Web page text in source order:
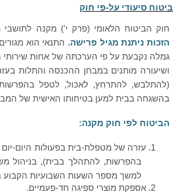
ביטוח סיעודי על-פי חוק
חוק הביטוח הלאומי (פרק י') מקנה
הזכות ניתנת מגיל פרישה. התנאי הוא
גמלה נקבעת על פי הערכתה של אחות שירותי
ושיעורה מותנים במבחן ההכנסה והתלות
(להתלבש, להתרחץ, לאכול, לטפל
בהשגחה בבית למען בטיחותו האישית של
הביטוח לפי חוק מקנה:
1.
עזרה של מטפלת-בית בפעולות היום-
בהפרשות, להתהלך בבית), בניהול
למשך מספר השעות השבועיות הקבוע
2. אספקת מוצרי ספיגה חד-פעמיים.